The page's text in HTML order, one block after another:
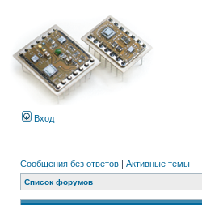
Вход
Сообщения без ответов | Активные темы
Список форумов